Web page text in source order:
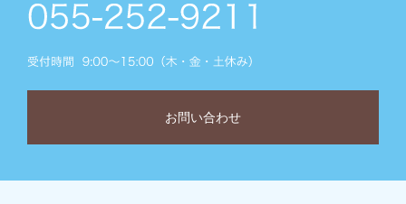
お問い合わせ